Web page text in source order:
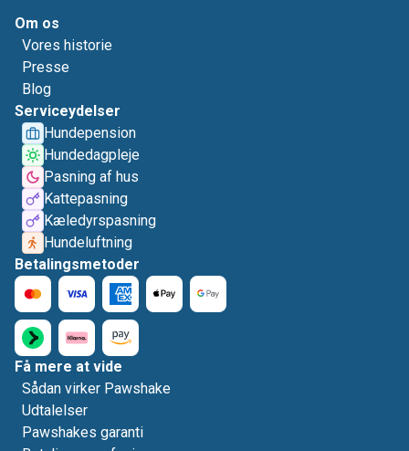
Om os
Vores historie
Presse
Blog
Serviceydelser
Hundepension
Hundedagpleje
Pasning af hus
Kattepasning
Kæledyrspasning
Hundeluftning
Betalingsmetoder
Få mere at vide
Sådan virker Pawshake
Udtalelser
Pawshakes garanti